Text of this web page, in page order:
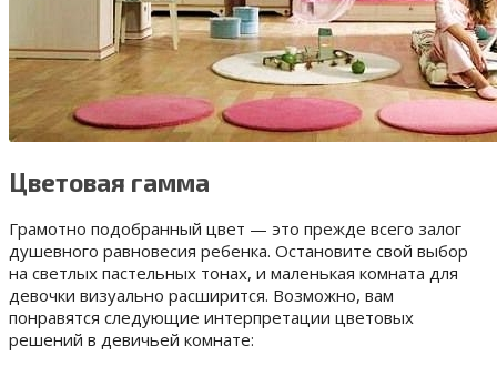
Цветовая гамма
Грамотно подобранный цвет — это прежде всего залог
душевного равновесия ребенка. Остановите свой выбор
на светлых пастельных тонах, и маленькая комната для
девочки визуально расширится. Возможно, вам
понравятся следующие интерпретации цветовых
решений в девичьей комнате: